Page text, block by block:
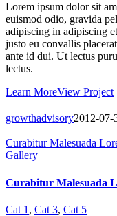
Lorem ipsum dolor sit
euismod odio, gravida
adipiscing in adipiscing
justo eu convallis
ante id dui. Ut lectus
lectus.
Learn MoreView Project
growthadvisory2012-07-
Curabitur Malesuada
Gallery
Curabitur Malesuada
Cat 1 , Cat 3, Cat 5